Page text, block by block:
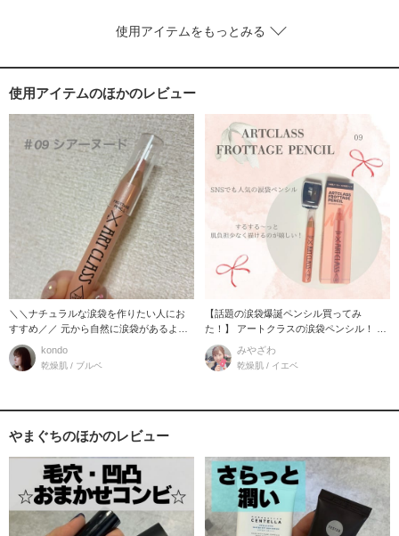
使用アイテムをもっとみる
使用アイテムのほかのレビュー
＼＼ナチュラルな涙袋を作りたい人にお
すすめ／／ 元から自然に涙袋があるよう
にみせてくれる
kondo
乾燥肌 / ブルベ
【話題の涙袋爆誕ペンシル買ってみ
た！】 アートクラスの涙袋ペンシル！ 人
気の09番を購
みやざわ
乾燥肌 / イエベ
やまぐちのほかのレビュー